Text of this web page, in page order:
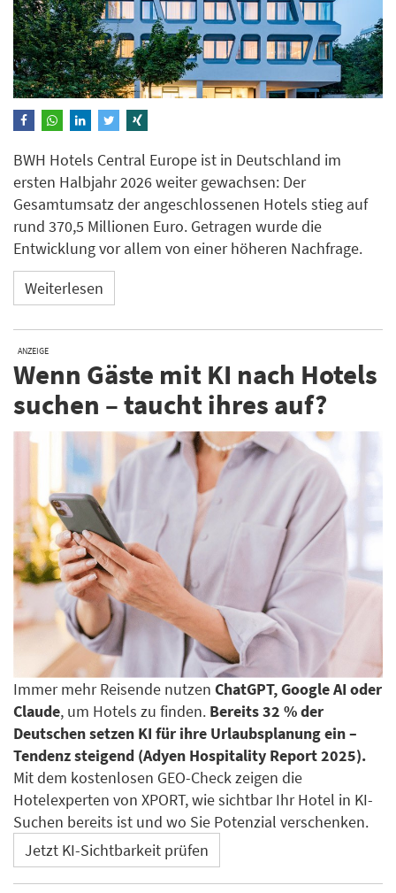
BWH Hotels Central Europe ist in Deutschland im
ersten Halbjahr 2026 weiter gewachsen: Der
Gesamtumsatz der angeschlossenen Hotels stieg auf
rund 370,5 Millionen Euro. Getragen wurde die
Entwicklung vor allem von einer höheren Nachfrage.
Weiterlesen
ANZEIGE
Wenn Gäste mit KI nach Hotels
suchen – taucht ihres auf?
Immer mehr Reisende nutzen ChatGPT, Google AI oder
Claude, um Hotels zu finden. Bereits 32 % der
Deutschen setzen KI für ihre Urlaubsplanung ein –
Tendenz steigend (Adyen Hospitality Report 2025).
Mit dem kostenlosen GEO-Check zeigen die
Hotelexperten von XPORT, wie sichtbar Ihr Hotel in KI-
Suchen bereits ist und wo Sie Potenzial verschenken.
Jetzt KI-Sichtbarkeit prüfen